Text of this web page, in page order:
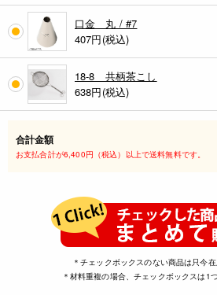
口金 丸 / #7
407円(税込)
18-8 共柄茶こし
638円(税込)
合計金額
お支払合計が6,400円（税込）以上で送料無料です。
＊チェックボックスのない商品は只今在
＊材料重複の場合、チェックボックスは1